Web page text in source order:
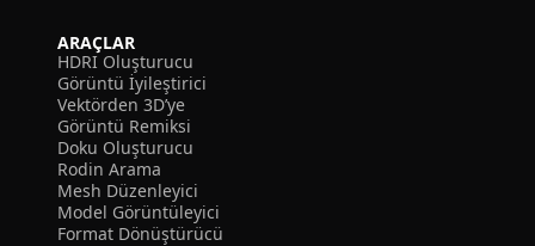
ARAÇLAR
HDRI Oluşturucu
Görüntü İyileştirici
Vektörden 3D’ye
Görüntü Remiksi
Doku Oluşturucu
Rodin Arama
Mesh Düzenleyici
Model Görüntüleyici
Format Dönüştürücü